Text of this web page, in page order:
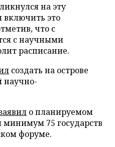
на эту
это
что с
с научными
расписание.
создать на острове
научно-
о планируемом
минимум 75 государств
форуме.